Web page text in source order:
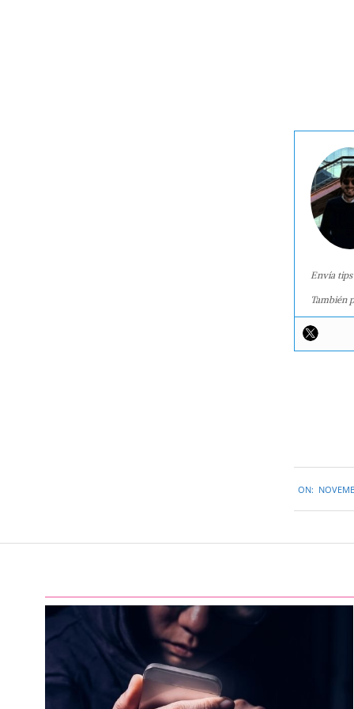
Envía
También
11-
07
ON: